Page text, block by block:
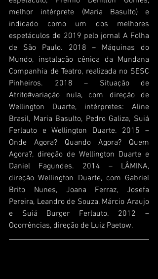
melhor intérprete (Maria Basulto) e
indicado como um dos melhores
espetáculos de 2019 pelo jornal A Folha
de São Paulo. 2018 – Máquinas do
Mundo, instalação cênica da Mundana
Companhia de Teatro, realizada no SESC
Pinheiros. 2018 – Situação de
Atrito#variação nula, com direção de
Wellington Duarte, intérpretes: Aline
Brasil, Maria Basulto, Pedro Galiza, Suiá
Ferlauto e Wellington Duarte. 2015 –
Onde Agora? Quando Agora? Quem
Agora?, direção de Wellington Duarte e
Daniel Fagundes. 2014 – LÂMINA,
direção Wellington Duarte, com Gabriel
Brito Nunes, Joana Ferraz, Josefa
Pereira, Leandro de Souza, Márcio Araujo
e Suiá Burger Ferlauto. 2012 –
Ocorrências, direção de Luiz Paetow.